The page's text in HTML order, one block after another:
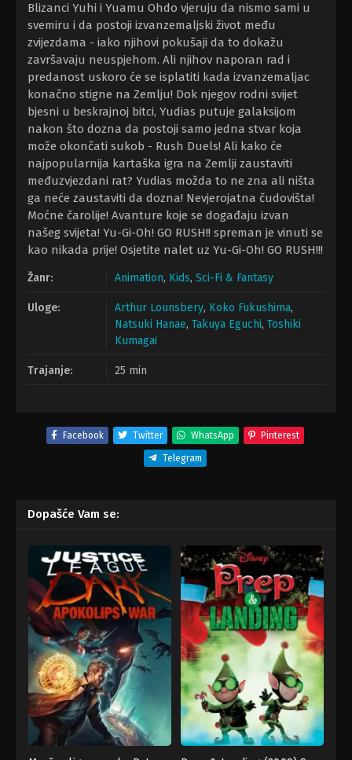
Blizanci Yuhi i Yuamu Ohdo vjeruju da nismo sami u
svemiru i da postoji izvanzemaljski život među
zvijezdama - iako njihovi pokušaji da to dokažu
završavaju neuspjehom. Ali njihov naporan rad i
predanost uskoro će se isplatiti kada izvanzemaljac
konačno stigne na Zemlju! Dok njegov rodni svijet
bjesni u beskrajnoj bitci, Yudias putuje galaksijom
nakon što dozna da postoji samo jedna stvar koja
može okončati sukob - Rush Duels! Ali kako će
najpopularnija kartaška igra na Zemlji zaustaviti
međuzvjezdani rat? Yudias možda to ne zna ali ništa
ga neće zaustaviti da dozna! Nevjerojatna čudovišta!
Moćne čarolije! Avanture koje se događaju izvan
našeg svijeta! Yu-Gi-Oh! GO RUSH!! spreman je vinuti se
kao nikada prije! Osjetite nalet uz Yu-Gi-Oh! GO RUSH!!!
Žanr: Animation, Kids, Sci-Fi & Fantasy
Uloge: Arthur Lounsbery, Koko Fukushima,
Natsuki Hanae, Takuya Eguchi, Toshiki
Kumagai
Trajanje: 25 min
Facebook Twitter WhatsApp Pinterest
Telegram
Dopašće Vam se: